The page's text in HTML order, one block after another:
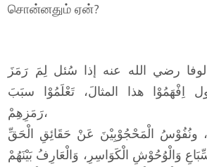
சொன்னதும் ஏன்?
رضي الله عنه إذا سُئل لِمَ رَمَزَ
اِفْهَمُوْا هذا المثالَ، تَعْلَمُوْا سبَبَ
رَمَزِهِمْ،
ونُفُوْسُ الْمَحْجُوْبِيْنَ عَنْ حَقَائِقِ الْحَقِّ
وَالْوُحُوْشِ الْكَوَاسِرِ، وَالْعَارِفُ بَيْنَهُمْ